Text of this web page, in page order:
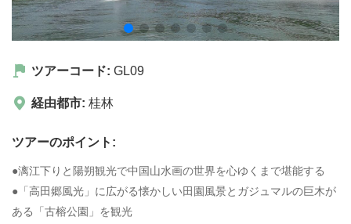
ツアーコード: GL09
経由都市: 桂林
ツアーのポイント:
●漓江下りと陽朔観光で中国山水画の世界を心ゆくまで堪能する
●「高田郷風光」に広がる懐かしい田園風景とガジュマルの巨木が
ある「古榕公園」を観光